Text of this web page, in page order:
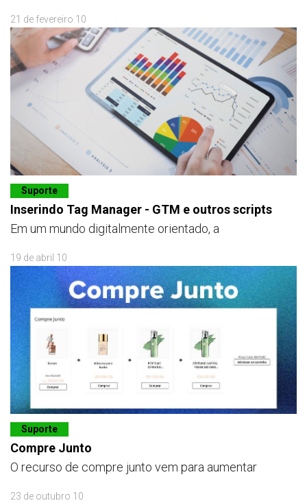
21 de fevereiro 10
Suporte
Inserindo Tag Manager - GTM e outros scripts
Em um mundo digitalmente orientado, a
19 de abril 10
Suporte
Compre Junto
O recurso de compre junto vem para aumentar
23 de outubro 10